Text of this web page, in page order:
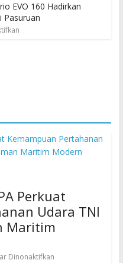
EVO 160 Hadirkan
Pasuruan
Perkuat
Udara TNI
Maritim
Dinonaktifkan